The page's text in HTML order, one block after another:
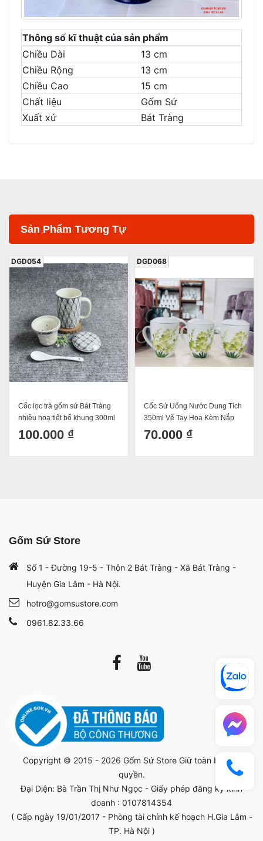
Thông số kĩ thuật của sản phẩm
Chiều Dài
13 cm
Chiều Rộng
13 cm
Chiều Cao
15 cm
Chất liệu
Gốm Sứ
Xuất xứ
Bát Tràng
Sản Phẩm Tương Tự
Cốc lọc trà gốm sứ Bát Tràng
nhiều hoạ tiết bổ khung 300ml
100.000 ₫
DGD054
Cốc Sứ Uống Nước Dung Tích
350ml Vẽ Tay Hoa Kèm Nắp
Đậy Bát Tràng Cao Cấp Tinh
Tế ️
70.000 ₫
DGD068
Gốm Sứ Store
Số 1 - Đường 19-5 - Thôn 2 Bát Tràng - Xã Bát Tràng -
Huyện Gia Lâm - Hà Nội.
hotro@gomsustore.com
0961.82.33.66
Copyright © 2015 - 2026 Gốm Sứ StoreGiữ toàn bộ bản
quyền.
Đại Diện: Bà Trần Thị Như Ngọc - Giấy phép đăng ký kinh
doanh : 0107814354
( Cấp ngày 19/01/2017 - Phòng tài chính kế hoạch H.Gia Lâm -
TP. Hà Nội )